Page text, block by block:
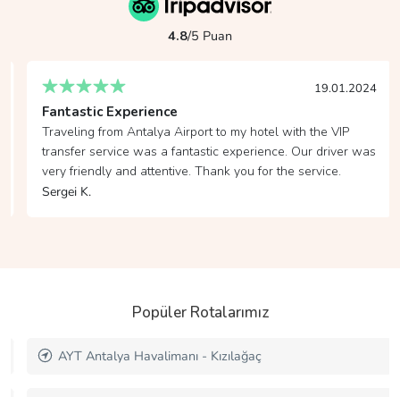
4.8/5 Puan
19.01.2024
Fantastic Experience
Traveling from Antalya Airport to my hotel with the VIP
transfer service was a fantastic experience. Our driver was
very friendly and attentive. Thank you for the service.
Sergei K.
Popüler Rotalarımız
AYT Antalya Havalimanı - Kızılağaç